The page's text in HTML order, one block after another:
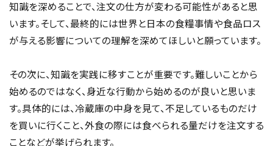
知識を深めることで、注文の仕方が変わる可能性があると思
います。そして、最終的には世界と日本の食糧事情や食品ロス
が与える影響についての理解を深めてほしいと願っています。
その次に、知識を実践に移すことが重要です。難しいことから
始めるのではなく、身近な行動から始めるのが良いと思いま
す。具体的には、冷蔵庫の中身を見て、不足しているものだけ
を買いに行くこと、外食の際には食べられる量だけを注文する
ことなどが挙げられます。